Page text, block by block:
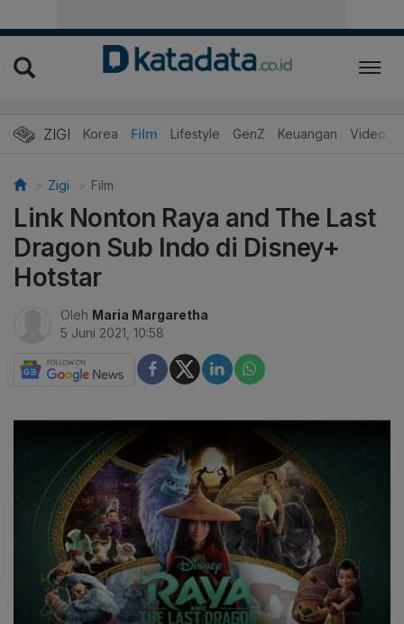
ZIGI
Hits Korea Film Lifestyle GenZ Keuangan Video
Zigi Film
Link Nonton Raya and The Last
Dragon Sub Indo di Disney+
Hotstar
Oleh Maria Margaretha
5 Juni 2021, 10:58